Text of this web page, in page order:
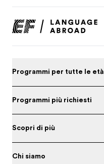
Programmi per tutte le età
Programmi più richiesti
Scopri di più
Chi siamo